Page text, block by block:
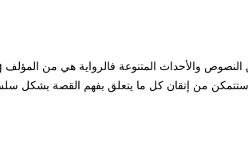
ستتمكن من إتقان كل ما يتعلق بفهم القصة بشكل